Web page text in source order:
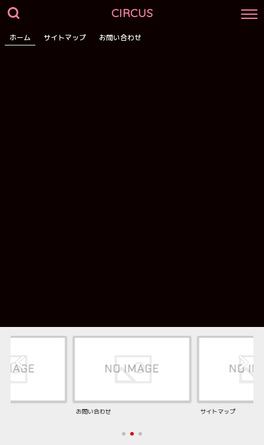
CIRCUS
ホーム サイトマップ お問い合わせ
お問い合わせ サイトマップ